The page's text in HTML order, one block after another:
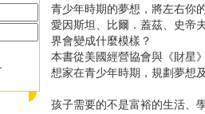
青少年時期的夢想，將左右你
愛因斯坦、比爾．蓋茲、史帝
界會變成什麼模樣？
本書從美國經營協會與《財星
想家在青少年時期，規劃夢想
孩子需要的不是富裕的生活